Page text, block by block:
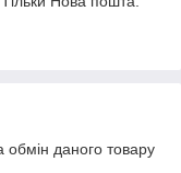
даного товару